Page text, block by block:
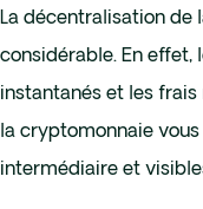
La décentralisation de
considérable. En
instantanés et les
la cryptomonnaie
intermédiaire et